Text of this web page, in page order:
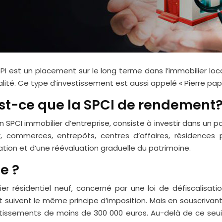
est un placement sur le long terme dans l’immobilier
Ce type d’investissement est aussi appelé « Pierre
ce que la SPCI de
SPCI immobilier d’entreprise, consiste à investir dans un
commerces, entrepôts, centres d’affaires,
et d’une réévaluation graduelle du patrimoine.
?
résidentiel neuf, concerné par une loi de
le même principe d’imposition. Mais en
de moins de 300 000 euros. Au-delà de ce